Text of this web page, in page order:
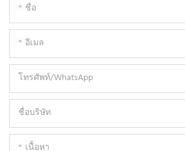
ชื่อ
อีเมล
โทรศัพท์/WhatsApp
ชื่อบริษัท
เนื้อหา